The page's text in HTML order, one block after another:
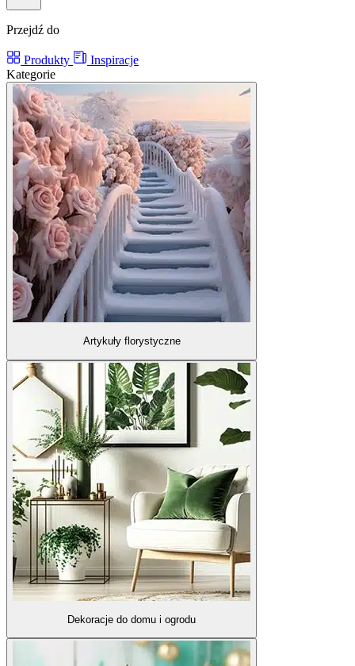
Przejdź do
Produkty
Inspiracje
Kategorie
Artykuły florystyczne
Dekoracje do domu i ogrodu